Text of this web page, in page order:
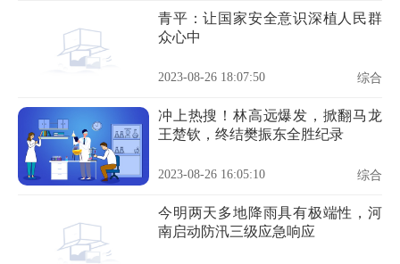
青平：让国家安全意识深植人民群
众心中
2023-08-26 18:07:50 综合
冲上热搜！林高远爆发，掀翻马龙
王楚钦，终结樊振东全胜纪录
2023-08-26 16:05:10 综合
今明两天多地降雨具有极端性，河
南启动防汛三级应急响应